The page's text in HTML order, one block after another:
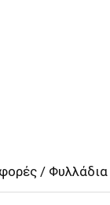
/ Φυλλάδια